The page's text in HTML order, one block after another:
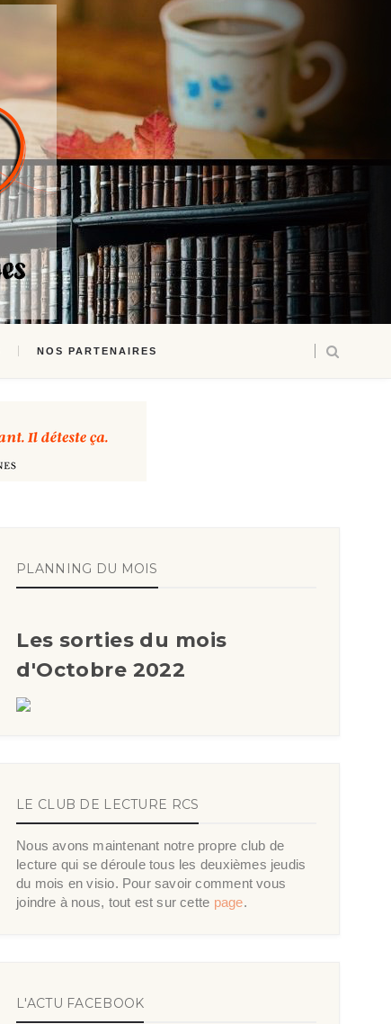
NOS PARTENAIRES
PLANNING DU MOIS
Les sorties du mois
d'Octobre 2022
LE CLUB DE LECTURE RCS
Nous avons maintenant notre propre club de
lecture qui se déroule tous les deuxièmes jeudis
du mois en visio. Pour savoir comment vous
joindre à nous, tout est sur cette page.
L'ACTU FACEBOOK